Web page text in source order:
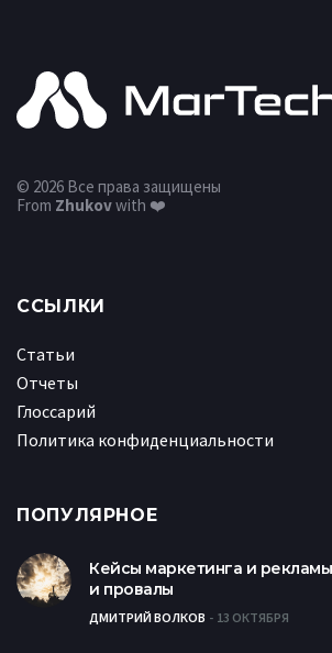
© 2026 Все права защищены
From Zhukovwith ❤️
ССЫЛКИ
Статьи
Отчеты
Глоссарий
Политика конфиденциальности
ПОПУЛЯРНОЕ
Кейсы маркетинга и
и провалы
ДМИТРИЙ ВОЛКОВ 13 ОКТЯБРЯ